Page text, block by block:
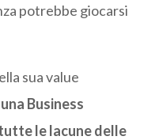
potrebbe giocarsi
sua value
una Business
le lacune delle